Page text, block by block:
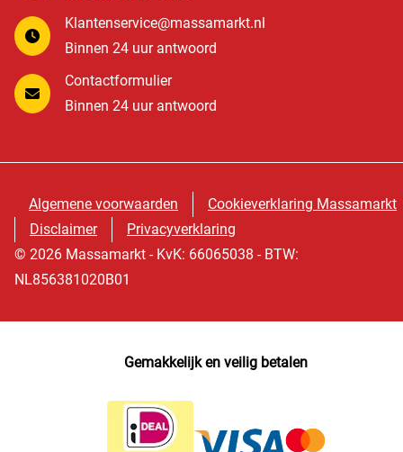
Klantenservice@massamarkt.nl
Binnen 24 uur antwoord
Contactformulier
Binnen 24 uur antwoord
Algemene voorwaarden
Cookieverklaring Massamarkt
Disclaimer
Privacyverklaring
© 2026 Massamarkt - KvK: 66065038 - BTW:
NL856381020B01
Gemakkelijk en veilig betalen